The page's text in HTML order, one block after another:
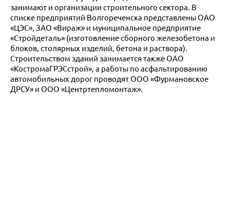
занимают и организации строительного сектора. В
списке предприятий Волгореченска представлены ОАО
«ЦЭС», ЗАО «Вираж» и муниципальное предприятие
«Стройдеталь» (изготовление сборного железобетона и
блоков, столярных изделий, бетона и раствора).
Строительством зданий занимается также ОАО
«КостромаГРЭСстрой», а работы по асфальтированию
автомобильных дорог проводят ООО «Фурмановское
ДРСУ» и ООО «Центртепломонтаж».